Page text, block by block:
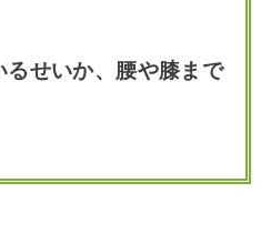
るせいか、腰や膝まで